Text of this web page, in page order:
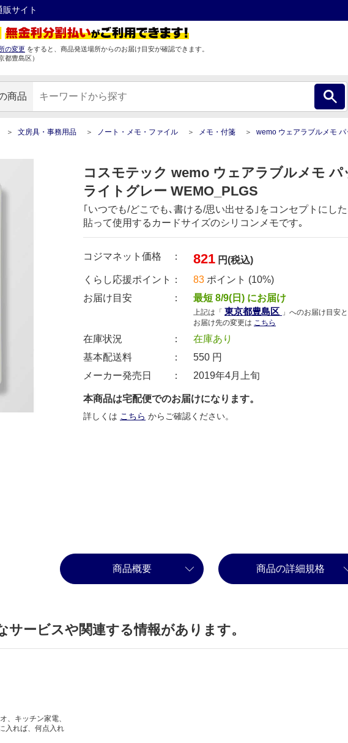
販サイト
の変更 をすると、商品発送場所からのお届け目安が確認できます。
都豊島区）
商品
文房具・事務用品 ノート・メモ・ファイル メモ・付箋 wemo ウェアラブルメモ パッドタイプS ライ
コスモテック wemo ウェアラブルメモ パ
ライトグレー WEMO_PLGS
｢いつでも/どこでも､書ける/思い出せる｣をコンセプトにし
貼って使用するカードサイズのシリコンメモです｡
コジマネット価格 ： 821 円(税込)
くらし応援ポイント：
83 ポイント (10%)
お届け目安 ：
最短 8/9(日) にお届け
上記は「 東京都豊島区 」へのお届け目安
お届け先の変更は こちら
在庫状況 ：
在庫あり
基本配送料 ：
550 円
メーカー発売日 ：
2019年4月上旬
本商品は宅配便でのお届けになります。
詳しくは こちら からご確認ください。
商品概要 商品の詳細規格
ービスや関連する情報があります。
、キッチン家電、
入れば、何点入れ